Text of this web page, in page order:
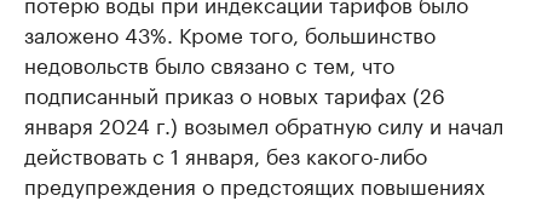
заложено 43%. Кроме того, большинство
недовольств было связано с тем, что
подписанный приказ о новых тарифах (26
января 2024 г.) возымел обратную силу и начал
действовать с 1 января, без какого-либо
предупреждения о предстоящих повышениях